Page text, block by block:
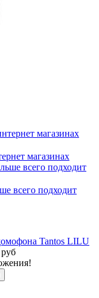
магазинах
всего подходит
Tantos LILU
руб